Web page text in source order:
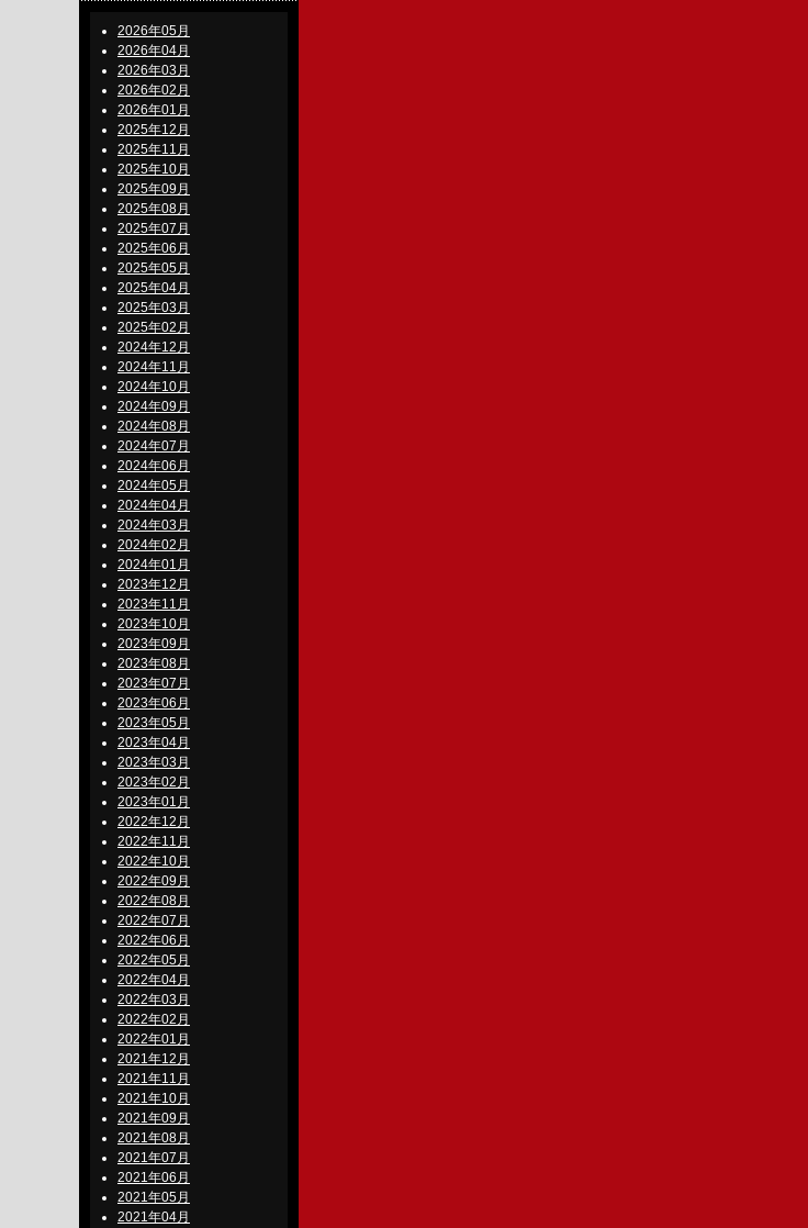
2026年05月
2026年04月
2026年03月
2026年02月
2026年01月
2025年12月
2025年11月
2025年10月
2025年09月
2025年08月
2025年07月
2025年06月
2025年05月
2025年04月
2025年03月
2025年02月
2024年12月
2024年11月
2024年10月
2024年09月
2024年08月
2024年07月
2024年06月
2024年05月
2024年04月
2024年03月
2024年02月
2024年01月
2023年12月
2023年11月
2023年10月
2023年09月
2023年08月
2023年07月
2023年06月
2023年05月
2023年04月
2023年03月
2023年02月
2023年01月
2022年12月
2022年11月
2022年10月
2022年09月
2022年08月
2022年07月
2022年06月
2022年05月
2022年04月
2022年03月
2022年02月
2022年01月
2021年12月
2021年11月
2021年10月
2021年09月
2021年08月
2021年07月
2021年06月
2021年05月
2021年04月